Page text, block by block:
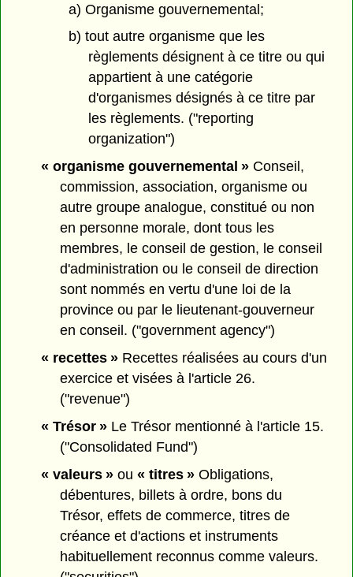
a) Organisme gouvernemental;
b) tout autre organisme que les
règlements désignent à ce titre ou qui
appartient à une catégorie
d'organismes désignés à ce titre par
les règlements. ("reporting
organization")
« organisme gouvernemental »Conseil,
commission, association, organisme ou
autre groupe analogue, constitué ou non
en personne morale, dont tous les
membres, le conseil de gestion, le conseil
d'administration ou le conseil de direction
sont nommés en vertu d'une loi de la
province ou par le lieutenant-gouverneur
en conseil. ("government agency")
« recettes »Recettes réalisées au cours d'un
exercice et visées à l'article 26.
("revenue")
« Trésor »Le Trésor mentionné à l'article 15.
("Consolidated Fund")
« valeurs »ou « titres »Obligations,
débentures, billets à ordre, bons du
Trésor, effets de commerce, titres de
créance et d'actions et instruments
habituellement reconnus comme valeurs.